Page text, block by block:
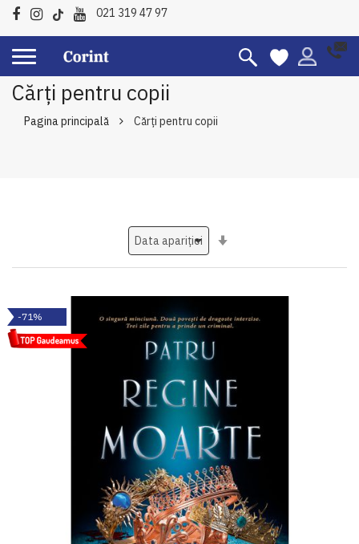
021 319 47 97
Cărți pentru copii
Pagina principală Cărți pentru copii
-71%